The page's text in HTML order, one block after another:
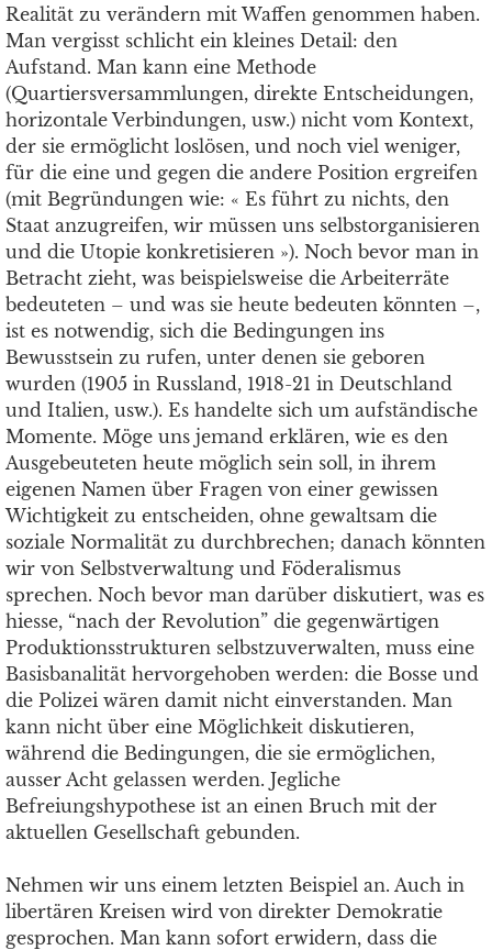
Realität zu verändern mit Waffen genommen haben.
Man vergisst schlicht ein kleines Detail: den
Aufstand. Man kann eine Methode
(Quartiersversammlungen, direkte Entscheidungen,
horizontale Verbindungen, usw.) nicht vom Kontext,
der sie ermöglicht loslösen, und noch viel weniger,
für die eine und gegen die andere Position ergreifen
(mit Begründungen wie: « Es führt zu nichts, den
Staat anzugreifen, wir müssen uns selbstorganisieren
und die Utopie konkretisieren »). Noch bevor man in
Betracht zieht, was beispielsweise die Arbeiterräte
bedeuteten – und was sie heute bedeuten könnten –,
ist es notwendig, sich die Bedingungen ins
Bewusstsein zu rufen, unter denen sie geboren
wurden (1905 in Russland, 1918-21 in Deutschland
und Italien, usw.). Es handelte sich um aufständische
Momente. Möge uns jemand erklären, wie es den
Ausgebeuteten heute möglich sein soll, in ihrem
eigenen Namen über Fragen von einer gewissen
Wichtigkeit zu entscheiden, ohne gewaltsam die
soziale Normalität zu durchbrechen; danach könnten
wir von Selbstverwaltung und Föderalismus
sprechen. Noch bevor man darüber diskutiert, was es
hiesse, “nach der Revolution” die gegenwärtigen
Produktionsstrukturen selbstzuverwalten, muss eine
Basisbanalität hervorgehoben werden: die Bosse und
die Polizei wären damit nicht einverstanden. Man
kann nicht über eine Möglichkeit diskutieren,
während die Bedingungen, die sie ermöglichen,
ausser Acht gelassen werden. Jegliche
Befreiungshypothese ist an einen Bruch mit der
aktuellen Gesellschaft gebunden.
Nehmen wir uns einem letzten Beispiel an. Auch in
libertären Kreisen wird von direkter Demokratie
gesprochen. Man kann sofort erwidern, dass die